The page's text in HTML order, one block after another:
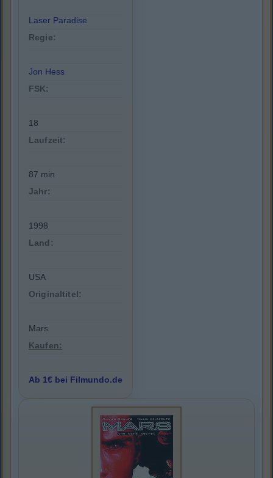
Laser Paradise
Regie:
Jon Hess
FSK:
18
Laufzeit:
87 min
Jahr:
1998
Land:
USA
Originaltitel:
Mars
Kaufen:
Ab 1€ bei Filmundo.de